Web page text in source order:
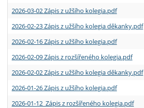
2026-03-02 Zápis z užšího kolegia.pdf
2026-02-23 Zápis z užšího kolegia děkanky.pdf
2026-02-16 Zápis z užšího kolegia.pdf
2026-02-09 Zápis z rozšířeného kolegia.pdf
2026-02-02 Zápis z užšího kolegia děkanky.pdf
2026-01-26 Zápis z užšího kolegia.pdf
2026-01-12 Zápis z rozšířeného kolegia.pdf